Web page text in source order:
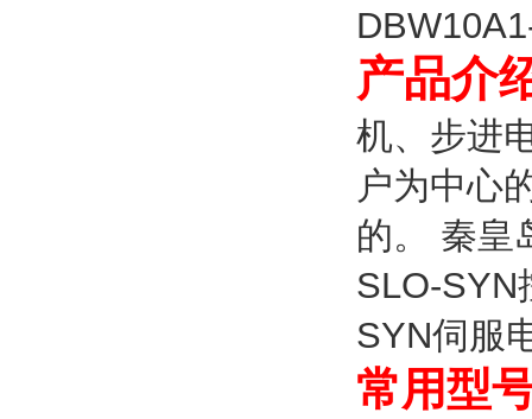
产品介
机、步进
户为中心
的。 秦皇
SLO-SYN
SYN伺服
常用型